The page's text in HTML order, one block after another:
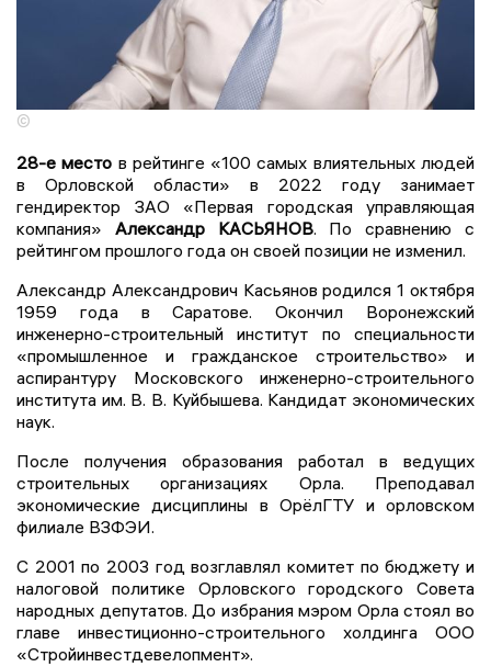
©
28-е место в рейтинге «100 самых влиятельных людей
в Орловской области» в 2022 году занимает
гендиректор ЗАО «Первая городская управляющая
компания» Александр КАСЬЯНОВ. По сравнению с
рейтингом прошлого года он своей позиции не изменил.
Александр Александрович Касьянов родился 1 октября
1959 года в Саратове. Окончил Воронежский
инженерно-строительный институт по специальности
«промышленное и гражданское строительство» и
аспирантуру Московского инженерно-строительного
института им. В. В. Куйбышева. Кандидат экономических
наук.
После получения образования работал в ведущих
строительных организациях Орла. Преподавал
экономические дисциплины в ОрёлГТУ и орловском
филиале ВЗФЭИ.
С 2001 по 2003 год возглавлял комитет по бюджету и
налоговой политике Орловского городского Совета
народных депутатов. До избрания мэром Орла стоял во
главе инвестиционно-строительного холдинга ООО
«Стройинвестдевелопмент».